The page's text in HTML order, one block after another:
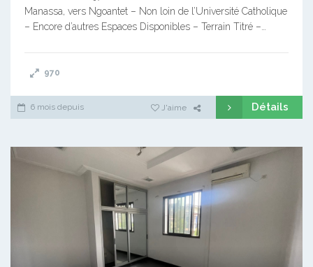
Manassa, vers Ngoantet – Non loin de l’Université Catholique
– Encore d’autres Espaces Disponibles – Terrain Titré –…
970
6 mois depuis J'aime Détails